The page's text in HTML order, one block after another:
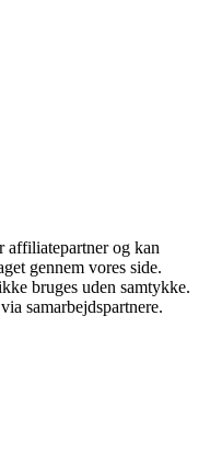
og kan
gennem vores side.
bruges uden samtykke.
samarbejdspartnere.